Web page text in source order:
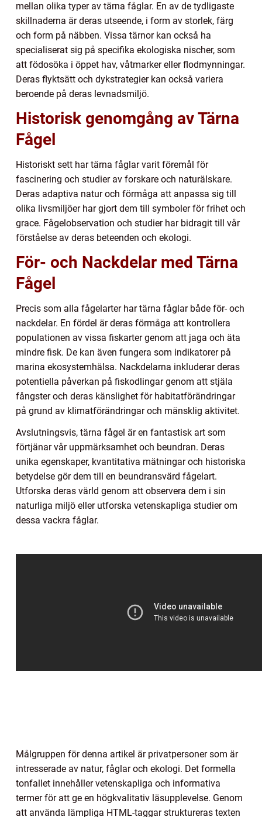
mellan olika typer av tärna fåglar. En av de tydligaste
skillnaderna är deras utseende, i form av storlek, färg
och form på näbben. Vissa tärnor kan också ha
specialiserat sig på specifika ekologiska nischer, som
att födosöka i öppet hav, våtmarker eller flodmynningar.
Deras flyktsätt och dykstrategier kan också variera
beroende på deras levnadsmiljö.
Historisk genomgång av Tärna
Fågel
Historiskt sett har tärna fåglar varit föremål för
fascinering och studier av forskare och naturälskare.
Deras adaptiva natur och förmåga att anpassa sig till
olika livsmiljöer har gjort dem till symboler för frihet och
grace. Fågelobservation och studier har bidragit till vår
förståelse av deras beteenden och ekologi.
För- och Nackdelar med Tärna
Fågel
Precis som alla fågelarter har tärna fåglar både för- och
nackdelar. En fördel är deras förmåga att kontrollera
populationen av vissa fiskarter genom att jaga och äta
mindre fisk. De kan även fungera som indikatorer på
marina ekosystemhälsa. Nackdelarna inkluderar deras
potentiella påverkan på fiskodlingar genom att stjäla
fångster och deras känslighet för habitatförändringar
på grund av klimatförändringar och mänsklig aktivitet.
Avslutningsvis, tärna fågel är en fantastisk art som
förtjänar vår uppmärksamhet och beundran. Deras
unika egenskaper, kvantitativa mätningar och historiska
betydelse gör dem till en beundransvärd fågelart.
Utforska deras värld genom att observera dem i sin
naturliga miljö eller utforska vetenskapliga studier om
dessa vackra fåglar.
Målgruppen för denna artikel är privatpersoner som är
intresserade av natur, fåglar och ekologi. Det formella
tonfallet innehåller vetenskapliga och informativa
termer för att ge en högkvalitativ läsupplevelse. Genom
att använda lämpliga HTML-taggar struktureras texten